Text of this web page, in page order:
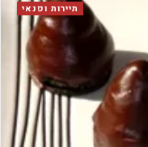
תיירות ופנאי